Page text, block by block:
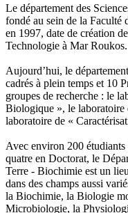
Le département des
fondé au sein de la Faculté
en 1997, date de création
Technologie à Mar Roukos.
Aujourd’hui, le
cadrés à plein temps et 10
groupes de recherche : le
Biologique », le
laboratoire de «
Avec environ 200
quatre en Doctorat, le
Terre - Biochimie est un
dans des champs aussi
la Biochimie, la Biologie
Microbiologie, la